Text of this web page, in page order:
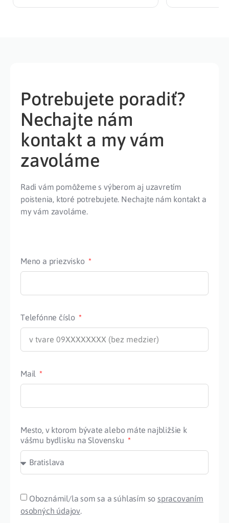
Potrebujete poradiť?
Nechajte nám
kontakt a my vám
zavoláme
Radi vám pomôžeme s výberom aj uzavretím
poistenia, ktoré potrebujete. Nechajte nám kontakt a
my vám zavoláme.
Meno a priezvisko
Telefónne číslo
Mail
Mesto, v ktorom bývate alebo máte najbližšie k
vášmu bydlisku na Slovensku
Oboznámil/la som sa a súhlasím sospracovaním
osobných údajov